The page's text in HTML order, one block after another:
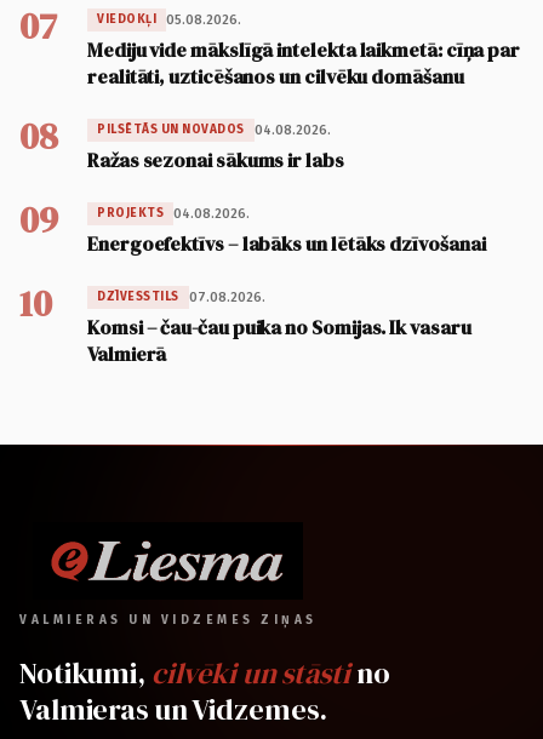
07 VIEDOKĻI 05.08.2026.
Mediju vide mākslīgā intelekta laikmetā: cīņa par
realitāti, uzticēšanos un cilvēku domāšanu
08 PILSĒTĀS UN NOVADOS 04.08.2026.
Ražas sezonai sākums ir labs
09 PROJEKTS 04.08.2026.
Energoefektīvs – labāks un lētāks dzīvošanai
10 DZĪVESSTILS 07.08.2026.
Komsi – čau-čau puika no Somijas. Ik vasaru
Valmierā
VALMIERAS UN VIDZEMES ZIŅAS
Notikumi, cilvēki un stāstino
Valmieras un Vidzemes.